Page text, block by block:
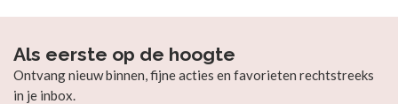
Als eerste op de hoogte
Ontvang nieuw binnen, fijne acties en favorieten rechtstreeks
in je inbox.